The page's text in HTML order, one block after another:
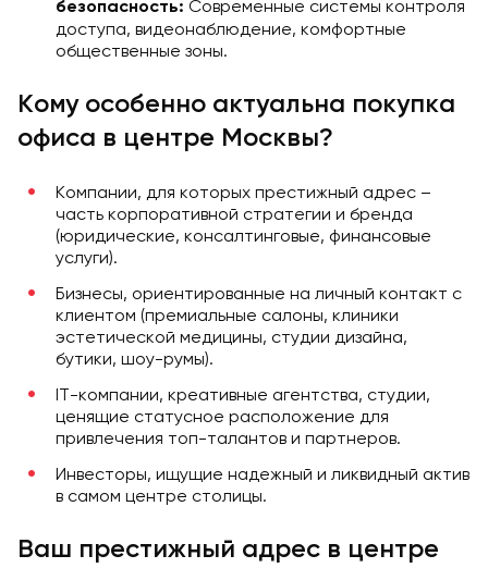
безопасность: Современные системы контроля
доступа, видеонаблюдение, комфортные
общественные зоны.
Кому особенно актуальна покупка
офиса в центре Москвы?
Компании, для которых престижный адрес –
часть корпоративной стратегии и бренда
(юридические, консалтинговые, финансовые
услуги).
Бизнесы, ориентированные на личный контакт с
клиентом (премиальные салоны, клиники
эстетической медицины, студии дизайна,
бутики, шоу-румы).
IT-компании, креативные агентства, студии,
ценящие статусное расположение для
привлечения топ-талантов и партнеров.
Инвесторы, ищущие надежный и ликвидный актив
в самом центре столицы.
Ваш престижный адрес в центре